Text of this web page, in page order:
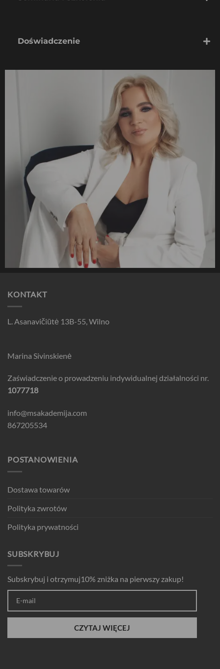
Doświadczenie
KONTAKT
L. Asanavičiūtė 13B-55, Wilno
Marina Sivinskienė
Zaświadczenie o prowadzeniu indywidualnej działalności nr.
1077718
info@msakademija.com
867205534
POSTANOWIENIA
Dostawa towarów
Polityka zwrotów
Polityka prywatności
SUBSKRYBUJ
Subskrybuj i otrzymuj10% zniżka na pierwszy zakup!
CZYTAJ WIĘCEJ